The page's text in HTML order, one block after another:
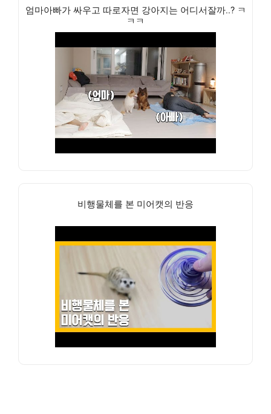
엄마아빠가 싸우고 따로자면 강아지는 어디서잘까..? ㅋ
ㅋㅋ
비행물체를 본 미어캣의 반응